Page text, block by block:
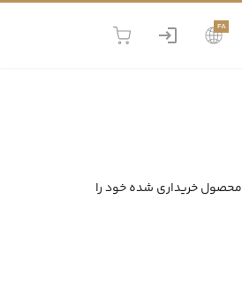
FA
کالا، محصول خریداری شده خود را